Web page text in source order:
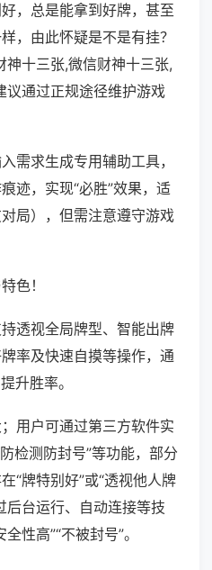
，总是能拿到好牌，甚至
，由此怀疑是不是有挂？
十三张,微信财神十三张,
议通过正规途径维护游戏
需求生成专用辅助工具，
迹，实现“必胜”效果，适
局），但需注意遵守游戏
色！
透视全局牌型、智能出牌
率及快速自摸等操作，通
升胜率。
用户可通过第三方软件实
检测防封号”等功能，部分
“牌特别好”或“透视他人牌
后台运行、自动连接等技
性高”“不被封号”。